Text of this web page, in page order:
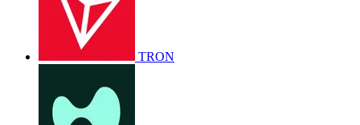
TRON